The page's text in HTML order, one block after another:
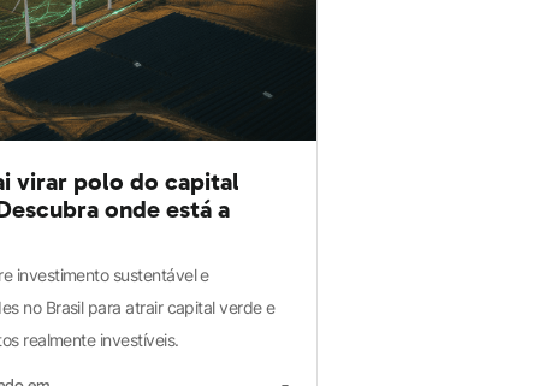
virar polo do capital
onde está a
investimento sustentável e
no Brasil para atrair capital verde e
realmente investíveis.